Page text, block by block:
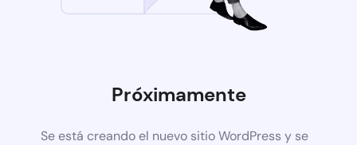
Próximamente
Se está creando el nuevo sitio WordPress y se